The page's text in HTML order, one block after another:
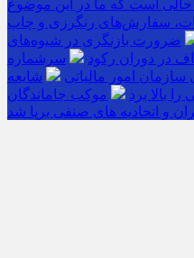
حالی است که ما در این موضوع
سفارش‌های رنگرزی و چاپ
ضرورت بازنگری در شیوه‌های
در دوران رکود
سرشماره «MALIAT»
امور مالیاتی
شایعه
بالا برد
موکب جاماندگان
و اتحادیه های صنفی برپا شد